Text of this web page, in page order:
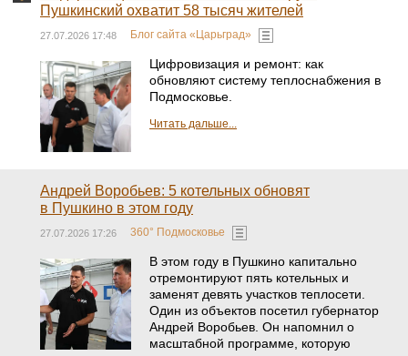
Пушкинский охватит 58 тысяч жителей
27.07.2026 17:48 Блог сайта «Царьград»
Цифровизация и ремонт: как
обновляют систему теплоснабжения в
Подмосковье.
Читать дальше...
Андрей Воробьев: 5 котельных обновят
в Пушкино в этом году
27.07.2026 17:26 360° Подмосковье
В этом году в Пушкино капитально
отремонтируют пять котельных и
заменят девять участков теплосети.
Один из объектов посетил губернатор
Андрей Воробьев. Он напомнил о
масштабной программе, которую